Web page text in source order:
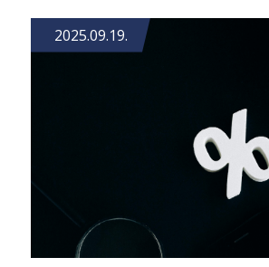
2025.09.19.